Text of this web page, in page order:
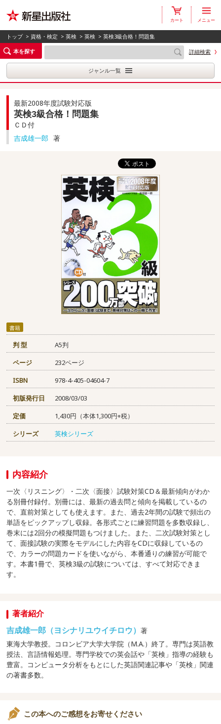
カート メニュー
トップ > 資格・検定 >英検 >英検 > 英検3級合格！問題集
本を探す
詳細検索
ジャンル一覧
最新2008年度試験対応版
英検3級合格！問題集
ＣＤ付
吉成雄一郎
著
書籍
判 型
A5判
ページ
232ページ
ISBN
978-4-405-04604-7
初版発行日
2008/03/03
定価
1,430円（本体1,300円+税）
シリーズ
英検シリーズ
内容紹介
一次〈リスニング〉・二次〈面接〉試験対策CD＆最新傾向がわか
る別冊付録付。別冊には、最新の過去問と傾向を掲載しているの
で、直前対策としても使えます。また、過去2年間の試験で頻出の
単語をピックアップし収録。各形式ごとに練習問題を多数収録し、
巻末には2回分の模擬問題もつけました。また、二次試験対策とし
て、面接試験の実際をモデルにした内容をCDに収録しているの
で、カラーの問題カードを使いながら、本番通りの練習が可能で
す。本書1冊で、英検3級の試験については、すべて対応できま
す。
著者紹介
吉成雄一郎（ヨシナリユウイチロウ）著
東海大学教授。コロンビア大学大学院（M.A.）終了。専門は英語教
授法、言語情報処理。専門学校での英会話や「英検」指導の経験も
豊富。コンピュータ分析をもとにした英語関連記事や「英検」関連
の著書多数。
この本へのご感想をお寄せください